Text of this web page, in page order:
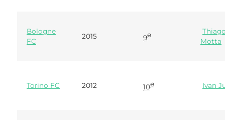
Bologne
FC
2015 9e
Motta
Torino FC 2012 10e Ivan